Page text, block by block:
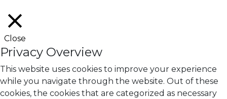
Close
Privacy Overview
This website uses cookies to improve your experience
while you navigate through the website. Out of these
cookies, the cookies that are categorized as necessary